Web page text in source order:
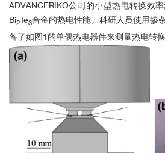
ADVANCERIKO公司的小型热电转换效
Bi2Te3合金的热电性能。科研人员使用掺
备了如图1的单偶热电器件来测量热电转换